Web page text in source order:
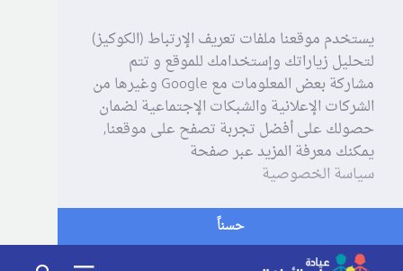
يستخدم موقعنا ملفات تعريف الإرتباط (الكوكيز)
لتحليل زياراتك وإستخدامك للموقع و تتم
مشاركة بعض المعلومات مع Google وغيرها من
الشركات الإعلانية والشبكات الإجتماعية لضمان
حصولك على أفضل تجربة تصفح على موقعنا,
يمكنك معرفة المزيد عبر صفحة
سياسة الخصوصية
حسناً